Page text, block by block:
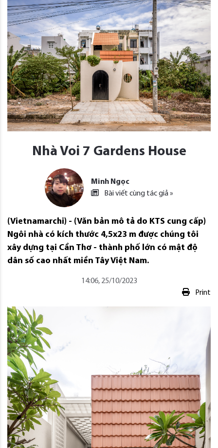
Nhà Voi 7 Gardens House
Minh Ngọc
Bài viết cùng tác giả »
(Vietnamarchi) - (Văn bản mô tả do KTS cung cấp)
Ngôi nhà có kích thước 4,5x23 m được chúng tôi
xây dựng tại Cần Thơ - thành phố lớn có mật độ
dân số cao nhất miền Tây Việt Nam.
14:06, 25/10/2023
Print